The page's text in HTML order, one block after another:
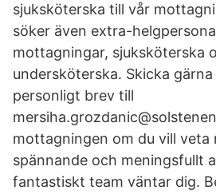
sjuksköterska till vår
söker även extra-
mottagningar, sjuksköterska
undersköterska. Skicka
personligt brev till
mottagningen om du vill veta
spännande och meningsfullt
fantastiskt team väntar dig.